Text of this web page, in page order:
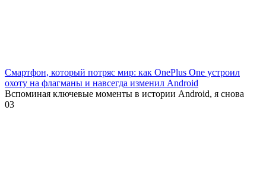
Смартфон, который потряс мир: как OnePlus One устроил
охоту на флагманы и навсегда изменил Android
Вспоминая ключевые моменты в истории Android, я снова
03